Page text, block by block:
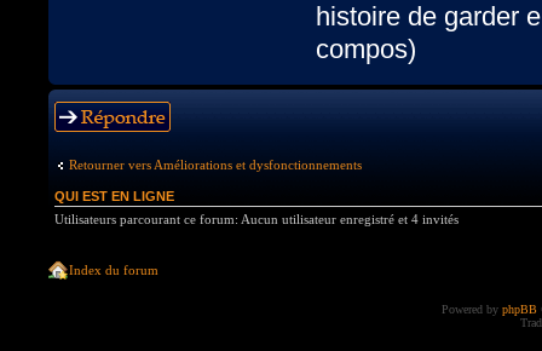
histoire de garder
compos)
Répondre
Retourner vers Améliorations et dysfonctionnements
QUI EST EN LIGNE
Utilisateurs parcourant ce forum: Aucun utilisateur enregistré et 4 invités
Index du forum
Powered by phpBB